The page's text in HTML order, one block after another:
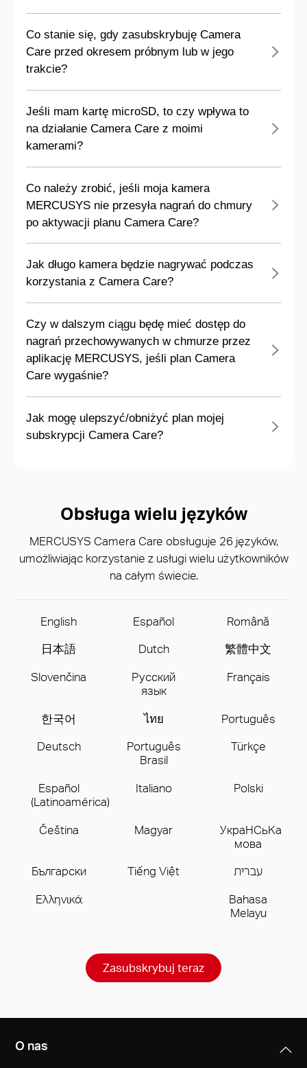
Co stanie się, gdy zasubskrybuję Camera
Care przed okresem próbnym lub w jego
trakcie?
Jeśli mam kartę microSD, to czy wpływa to
na działanie Camera Care z moimi
kamerami?
Co należy zrobić, jeśli moja kamera
MERCUSYS nie przesyła nagrań do chmury
po aktywacji planu Camera Care?
Jak długo kamera będzie nagrywać podczas
korzystania z Camera Care?
Czy w dalszym ciągu będę mieć dostęp do
nagrań przechowywanych w chmurze przez
aplikację MERCUSYS, jeśli plan Camera
Care wygaśnie?
Jak mogę ulepszyć/obniżyć plan mojej
subskrypcji Camera Care?
Obsługa wielu języków
MERCUSYS Camera Care obsługuje 26 języków,
umożliwiając korzystanie z usługi wielu użytkowników
na całym świecie.
English Español
Română
日本語
Dutch
繁體中文
Slovenčina
Русский
язык
Français
한국어 ไทย
Português
Deutsch
Português
Brasil
Türkçe
Español
(Latinoamérica)
Italiano Polski
Čeština Magyar
УкpaHCьKa
мoва
Бългаpски
Tiếng Việt
עברית
Ελληνικά
Bahasa
Melayu
Zasubskrybuj teraz
O nas